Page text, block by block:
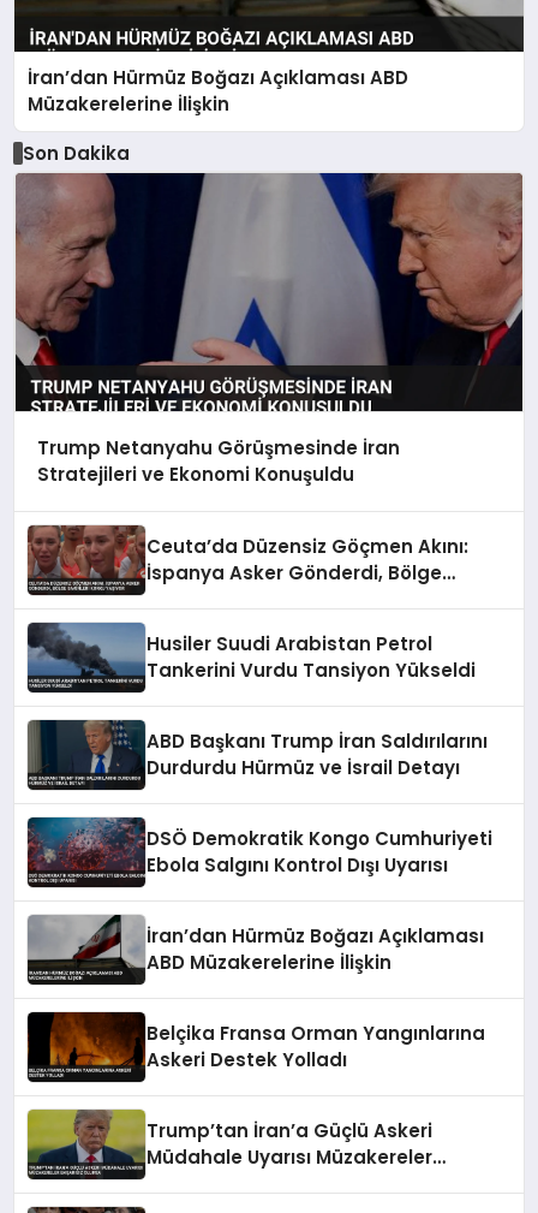
İran’dan Hürmüz Boğazı Açıklaması ABD
Müzakerelerine İlişkin
Son Dakika
Trump Netanyahu Görüşmesinde İran
Stratejileri ve Ekonomi Konuşuldu
Ceuta’da Düzensiz Göçmen Akını:
İspanya Asker Gönderdi, Bölge
Husiler Suudi Arabistan Petrol
Tankerini Vurdu Tansiyon Yükseldi
ABD Başkanı Trump İran Saldırılarını
Durdurdu Hürmüz ve İsrail Detayı
DSÖ Demokratik Kongo Cumhuriyeti
Ebola Salgını Kontrol Dışı Uyarısı
İran’dan Hürmüz Boğazı Açıklaması
ABD Müzakerelerine İlişkin
Belçika Fransa Orman Yangınlarına
Askeri Destek Yolladı
Trump’tan İran’a Güçlü Askeri
Müdahale Uyarısı Müzakereler